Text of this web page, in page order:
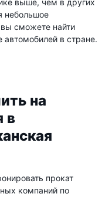
выше, чем в других
небольшое
сможете найти
в стране.
на
в
прокат
компаний по